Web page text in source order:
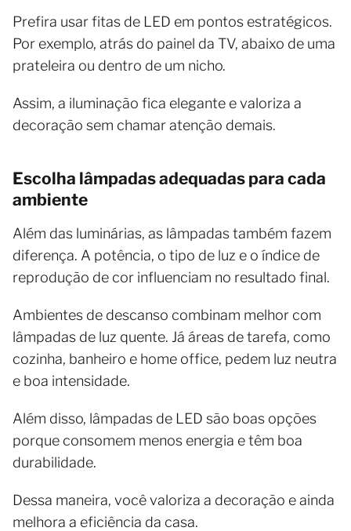
Prefira usar fitas de LED em pontos estratégicos.
Por exemplo, atrás do painel da TV, abaixo de uma
prateleira ou dentro de um nicho.
Assim, a iluminação fica elegante e valoriza a
decoração sem chamar atenção demais.
Escolha lâmpadas adequadas para cada
ambiente
Além das luminárias, as lâmpadas também fazem
diferença. A potência, o tipo de luz e o índice de
reprodução de cor influenciam no resultado final.
Ambientes de descanso combinam melhor com
lâmpadas de luz quente. Já áreas de tarefa, como
cozinha, banheiro e home office, pedem luz neutra
e boa intensidade.
Além disso, lâmpadas de LED são boas opções
porque consomem menos energia e têm boa
durabilidade.
Dessa maneira, você valoriza a decoração e ainda
melhora a eficiência da casa.